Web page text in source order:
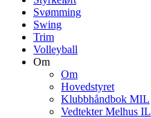
Svømming
Swing
Trim
Volleyball
Om
Om
Hovedstyret
Klubbhåndbok MIL
Vedtekter Melhus IL